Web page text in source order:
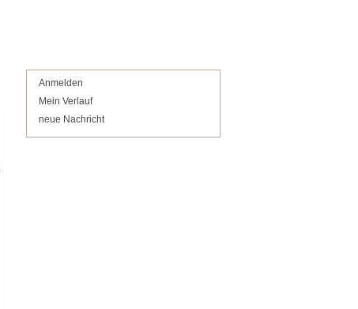
Anmelden
Mein Verlauf
neue Nachricht